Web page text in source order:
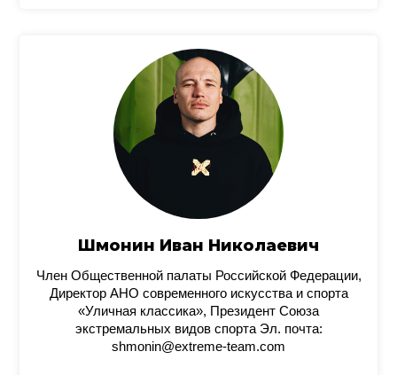
Шмонин Иван Николаевич
Член Общественной палаты Российской Федерации,
Директор АНО современного искусства и спорта
«Уличная классика», Президент Союза
экстремальных видов спорта Эл. почта:
shmonin@extreme-team.com